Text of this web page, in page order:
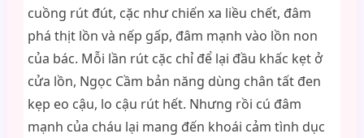
cuồng rút đút, cặc như chiến xa liều chết, đâm
phá thịt lồn và nếp gấp, đâm mạnh vào lồn non
của bác. Mỗi lần rút cặc chỉ để lại đầu khấc kẹt ở
cửa lồn, Ngọc Cầm bản năng dùng chân tất đen
kẹp eo cậu, lo cậu rút hết. Nhưng rồi cú đâm
mạnh của cháu lại mang đến khoái cảm tình dục